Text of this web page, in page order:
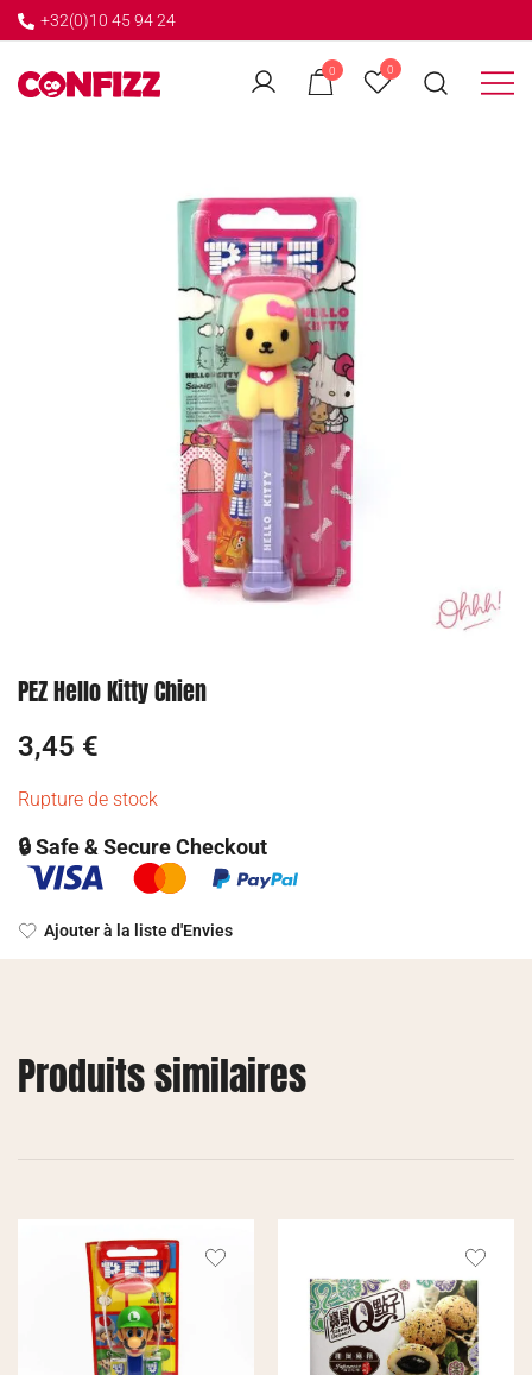
+32(0)10 45 94 24
0 0
← GO BACK
PEZ Hello Kitty Chien
3,45 €
Rupture de stock
🔒 Safe & Secure Checkout
Ajouter à la liste d'Envies
Produits similaires